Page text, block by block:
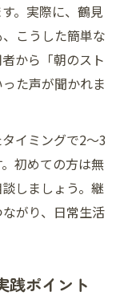
プローチ法
ア活用例
改善する方法
ンの選び方
利用の流れ
生活習慣の工
。実際に、鶴見
こうした簡単な
から「朝のスト
た声が聞かれま
イミングで2～3
初めての方は無
しましょう。継
がり、日常生活
践ポイント